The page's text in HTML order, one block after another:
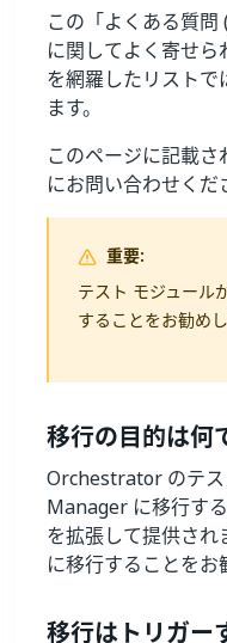
この「よくある質
に関してよく寄せ
を網羅したリスト
ます。
このページに記載
にお問い合わせくだ
重要:
テスト モジュール
することをお勧めし
移行の目的は何
Orchestrator のテ
Manager に移行す
を拡張して提供さ
に移行することをお
移行はトリガー